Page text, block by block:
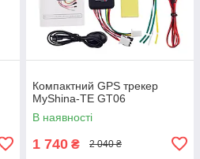
Компактний GPS трекер
MyShina-TE GT06
В наявності
1 740 ₴ 2 040 ₴